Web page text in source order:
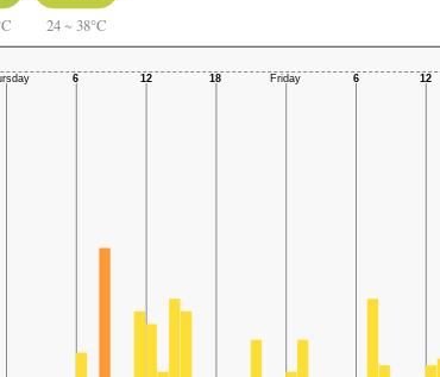
24 ~ 38°C